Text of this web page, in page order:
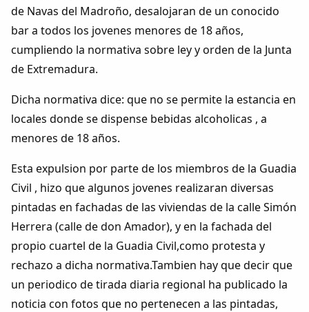
Diccionario
Traductor
Dichos
Cancionero Local
Apodos
Modo oscuro
de Navas del Madroño, desalojaran de un conocido
bar a todos los jovenes menores de 18 años,
cumpliendo la normativa sobre ley y orden de la Junta
de Extremadura.
Dicha normativa dice: que no se permite la estancia en
locales donde se dispense bebidas alcoholicas , a
menores de 18 años.
Esta expulsion por parte de los miembros de la Guadia
Civil , hizo que algunos jovenes realizaran diversas
pintadas en fachadas de las viviendas de la calle Simón
Herrera (calle de don Amador), y en la fachada del
propio cuartel de la Guadia Civil,como protesta y
rechazo a dicha normativa.Tambien hay que decir que
un periodico de tirada diaria regional ha publicado la
noticia con fotos que no pertenecen a las pintadas,